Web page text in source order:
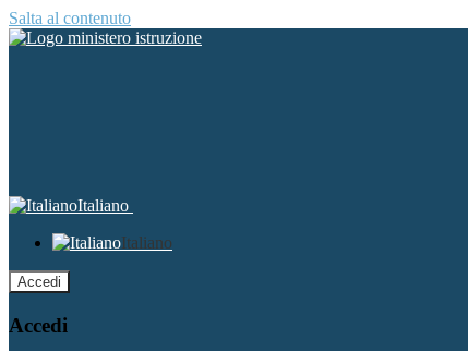
Salta al contenuto
Italiano
Italiano
Accedi
Accedi